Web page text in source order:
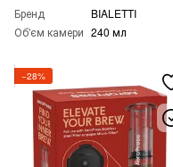
Бренд
BIALETTI
Об'єм камери 240 мл
−28%